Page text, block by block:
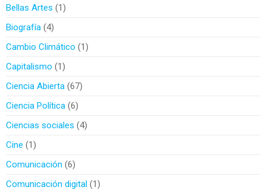
Bellas Artes
1
Biografía 4
Cambio Climático
1
Capitalismo
1
Ciencia Abierta 67
Ciencia Política 6
Ciencias sociales 4
Cine
1
Comunicación 6
Comunicación digital 1